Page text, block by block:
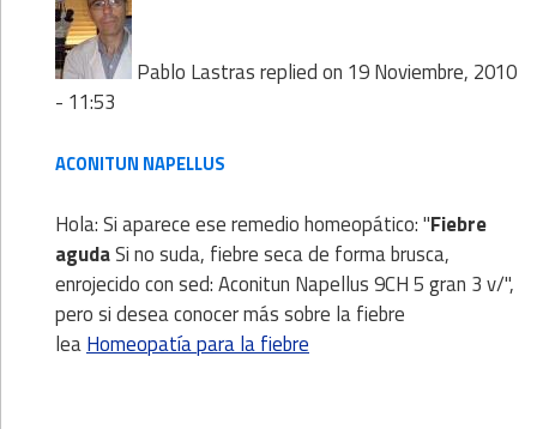
Pablo Lastrasreplied on 19 Noviembre, 2010
- 11:53
ACONITUN NAPELLUS
Hola: Si aparece ese remedio homeopático: "Fiebre
agudaSi no suda, fiebre seca de forma brusca,
enrojecido con sed: Aconitun Napellus 9CH 5 gran 3 v/",
pero si desea conocer más sobre la fiebre
leaHomeopatía para la fiebre